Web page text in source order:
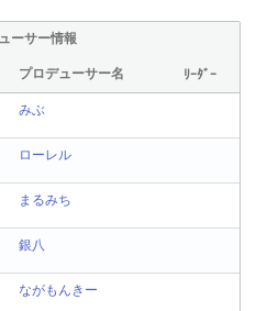
ーサー情報
プロデューサー名 ﾘｰﾀﾞｰ
みぶ
ローレル
まるみち
銀八
ながもんきー